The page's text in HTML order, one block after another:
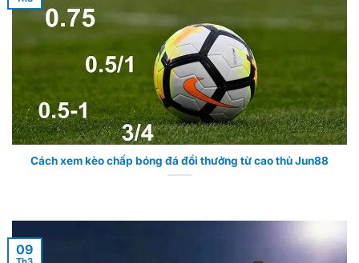
Cách xem kèo chấp bóng đá đổi thưởng từ cao thủ Jun88
09